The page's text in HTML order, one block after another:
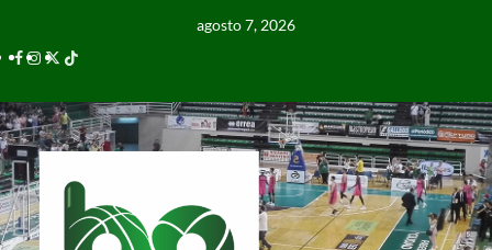
agosto 7, 2026